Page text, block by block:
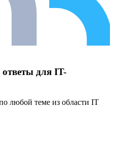
для IT-
любой теме из области IT